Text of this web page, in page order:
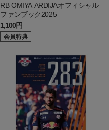
RB OMIYA ARDIJAオフィシャル
ファンブック2025
1,100円
会員特典